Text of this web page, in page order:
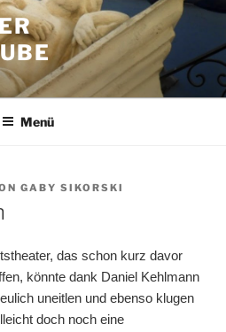
Menü
GABY SIKORSKI
das schon kurz davor
könnte dank Daniel Kehlmann
uneitlen und ebenso klugen
doch noch eine